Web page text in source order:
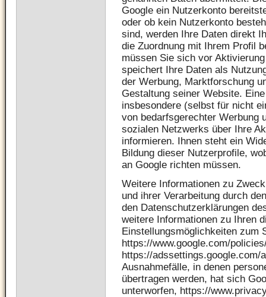
Google ein Nutzerkonto
oder ob kein Nutzerkonto
sind, werden Ihre Daten direkt
die Zuordnung mit Ihrem Profil
müssen Sie sich vor
speichert Ihre Daten als
der Werbung, Marktforschung
Gestaltung seiner Website.
insbesondere (selbst für nicht
von bedarfsgerechter Werbung
sozialen Netzwerks über Ihre
informieren. Ihnen steht ein
Bildung dieser Nutzerprofile,
an Google richten müssen.
Weitere Informationen zu
und ihrer Verarbeitung durch
den Datenschutzerklärungen
weitere Informationen zu Ihren
Einstellungsmöglichkeiten zum
https://www.google.com/
https://adssettings.google.com/
Ausnahmefälle, in denen
übertragen werden, hat sich
unterworfen, https://